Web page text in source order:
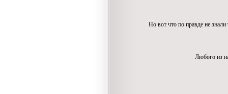
Но вот что по правде не знали
Любого из нас